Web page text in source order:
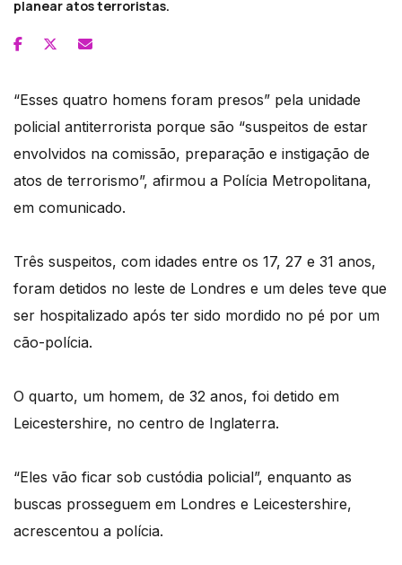
planear atos terroristas.
“Esses quatro homens foram presos” pela unidade
policial antiterrorista porque são “suspeitos de estar
envolvidos na comissão, preparação e instigação de
atos de terrorismo”, afirmou a Polícia Metropolitana,
em comunicado.
Três suspeitos, com idades entre os 17, 27 e 31 anos,
foram detidos no leste de Londres e um deles teve que
ser hospitalizado após ter sido mordido no pé por um
cão-polícia.
O quarto, um homem, de 32 anos, foi detido em
Leicestershire, no centro de Inglaterra.
“Eles vão ficar sob custódia policial”, enquanto as
buscas prosseguem em Londres e Leicestershire,
acrescentou a polícia.